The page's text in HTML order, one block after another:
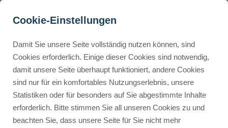
Buyer Personas erstellen
Landingpage optimieren
Kundenprofil erstellen:
Effektive Strategien und
Tipps
Werbehinweis: Links mit Sternchen (*) sind Affiliate-Links. Kaufst
du darüber ein, erhalte ich eine Provision – ohne Mehrkosten für
Cookie-Einstellungen
Damit Sie unsere Seite vollständig nutzen können, sind
Cookies erforderlich. Einige dieser Cookies sind notwendig,
damit unsere Seite überhaupt funktioniert, andere Cookies
sind nur für ein komfortables Nutzungserlebnis, unsere
Statistiken oder für besonders auf Sie abgestimmte Inhalte
erforderlich. Bitte stimmen Sie all unseren Cookies zu und
beachten Sie, dass unsere Seite für Sie nicht mehr